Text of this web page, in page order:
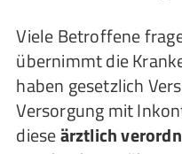
Viele Betroffene
übernimmt die
haben gesetzlich
Versorgung mit
dieseärztlich